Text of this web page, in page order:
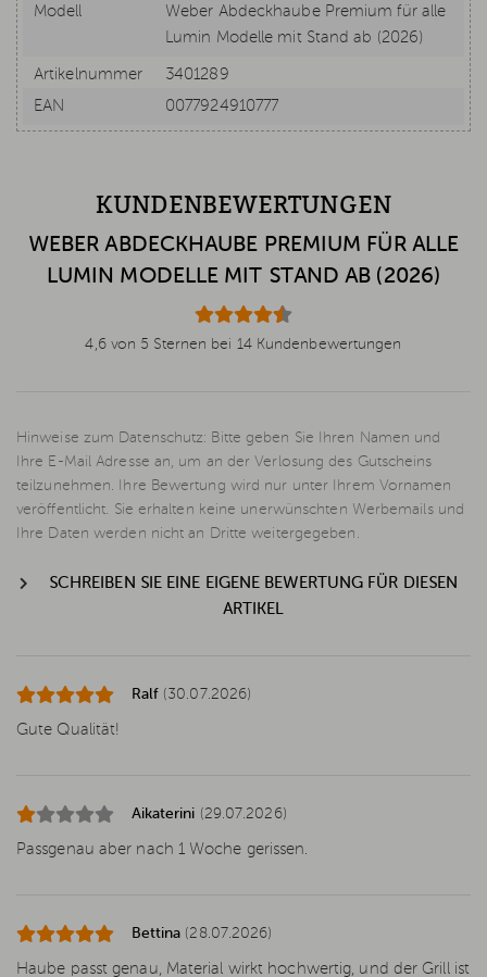
Modell
Weber Abdeckhaube Premium für alle
Lumin Modelle mit Stand ab (2026)
Artikelnummer
3401289
EAN
0077924910777
KUNDENBEWERTUNGEN
WEBER ABDECKHAUBE PREMIUM FÜR ALLE
LUMIN MODELLE MIT STAND AB (2026)
4,6 von 5 Sternen bei 14 Kundenbewertungen
Hinweise zum Datenschutz: Bitte geben Sie Ihren Namen und
Ihre E-Mail Adresse an, um an der Verlosung des Gutscheins
teilzunehmen. Ihre Bewertung wird nur unter Ihrem Vornamen
veröffentlicht. Sie erhalten keine unerwünschten Werbemails und
Ihre Daten werden nicht an Dritte weitergegeben.
SCHREIBEN SIE EINE EIGENE BEWERTUNG FÜR DIESEN
ARTIKEL
Ralf (30.07.2026)
Gute Qualität!
Aikaterini (29.07.2026)
Passgenau aber nach 1 Woche gerissen.
Bettina (28.07.2026)
Haube passt genau, Material wirkt hochwertig, und der Grill ist